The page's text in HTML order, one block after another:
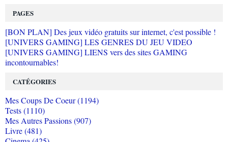
PAGES
[BON PLAN] Des jeux vidéo gratuits sur internet, c'est possible !
[UNIVERS GAMING] LES GENRES DU JEU VIDEO
[UNIVERS GAMING] LIENS vers des sites GAMING
incontournables!
CATÉGORIES
Mes Coups De Coeur (1194)
Tests (1110)
Mes Autres Passions (907)
Livre (481)